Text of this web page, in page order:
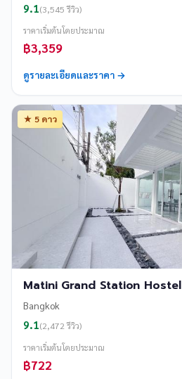
9.1(3,545 รีวิว)
ราคาเริ่มต้นโดยประมาณ
฿3,359
ดูรายละเอียดและราคา →
★ 5 ดาว
Matini Grand Station Hostel
Bangkok
9.1(2,472 รีวิว)
ราคาเริ่มต้นโดยประมาณ
฿722